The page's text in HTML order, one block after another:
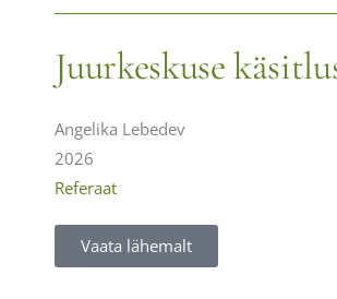
Juurkeskuse
Angelika Lebedev
2026
Referaat
Vaata lähemalt